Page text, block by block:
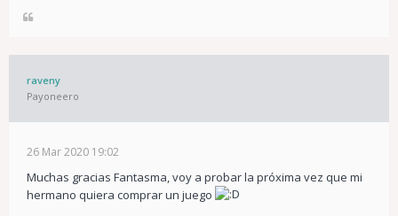
raveny
Payoneero
26 Mar 2020 19:02
Muchas gracias Fantasma, voy a probar la próxima vez que mi
hermano quiera comprar un juego